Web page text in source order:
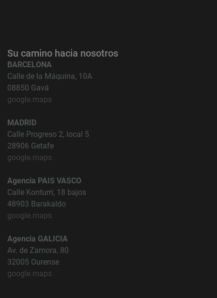
Su camino hacia nosotros
BARCELONA
Calle de la Máquina, 10A
08850 Gavá
google.maps
MADRID
Calle Progreso 2, local 5
28906 Getafe
google.maps
Agencia PAIS VASCO
Calle Konturri, 18 bajos
48903 Barakaldo
google.maps
Agencia GALICIA
Av. de Zamora, 80
32005 Ourense
google.maps